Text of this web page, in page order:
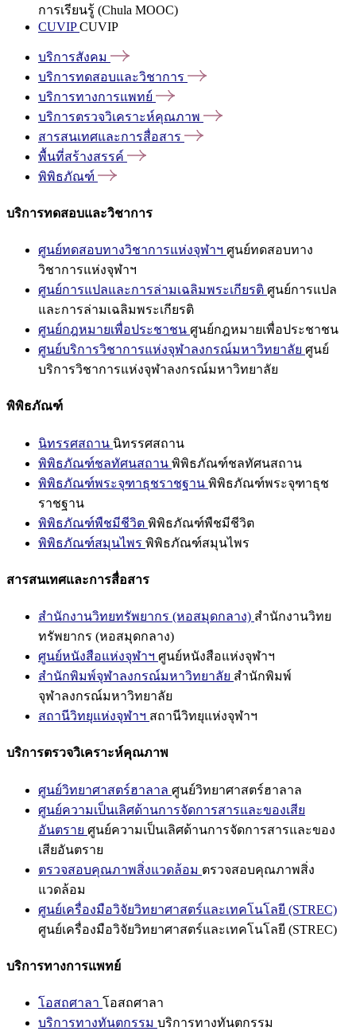
การเรียนรู้ (Chula MOOC)
CUVIPCUVIP
บริการสังคม
บริการทดสอบและวิชาการ
บริการทางการแพทย์
บริการตรวจวิเคราะห์คุณภาพ
สารสนเทศและการสื่อสาร
พื้นที่สร้างสรรค์
พิพิธภัณฑ์
บริการทดสอบและวิชาการ
ศูนย์ทดสอบทางวิชาการแห่งจุฬาฯ ศูนย์ทดสอบทาง
วิชาการแห่งจุฬาฯ
ศูนย์การแปลและการล่ามเฉลิมพระเกียรติ ศูนย์การแปล
และการล่ามเฉลิมพระเกียรติ
ศูนย์กฎหมายเพื่อประชาชน ศูนย์กฎหมายเพื่อประชาชน
ศูนย์บริการวิชาการแห่งจุฬาลงกรณ์มหาวิทยาลัย ศูนย์
บริการวิชาการแห่งจุฬาลงกรณ์มหาวิทยาลัย
พิพิธภัณฑ์
นิทรรศสถาน นิทรรศสถาน
พิพิธภัณฑ์ชลทัศนสถาน พิพิธภัณฑ์ชลทัศนสถาน
พิพิธภัณฑ์พระจุฑาธุชราชฐาน พิพิธภัณฑ์พระจุฑาธุช
ราชฐาน
พิพิธภัณฑ์พืชมีชีวิต พิพิธภัณฑ์พืชมีชีวิต
พิพิธภัณฑ์สมุนไพร พิพิธภัณฑ์สมุนไพร
สารสนเทศและการสื่อสาร
สำนักงานวิทยทรัพยากร (หอสมุดกลาง) สำนักงานวิทย
ทรัพยากร (หอสมุดกลาง)
ศูนย์หนังสือแห่งจุฬาฯ ศูนย์หนังสือแห่งจุฬาฯ
สำนักพิมพ์จุฬาลงกรณ์มหาวิทยาลัย สำนักพิมพ์
จุฬาลงกรณ์มหาวิทยาลัย
สถานีวิทยุแห่งจุฬาฯ สถานีวิทยุแห่งจุฬาฯ
บริการตรวจวิเคราะห์คุณภาพ
ศูนย์วิทยาศาสตร์ฮาลาล ศูนย์วิทยาศาสตร์ฮาลาล
ศูนย์ความเป็นเลิศด้านการจัดการสารและของเสีย
อันตราย ศูนย์ความเป็นเลิศด้านการจัดการสารและของ
เสียอันตราย
ตรวจสอบคุณภาพสิ่งแวดล้อม ตรวจสอบคุณภาพสิ่ง
แวดล้อม
ศูนย์เครื่องมือวิจัยวิทยาศาสตร์และเทคโนโลยี (STREC)
ศูนย์เครื่องมือวิจัยวิทยาศาสตร์และเทคโนโลยี (STREC)
บริการทางการแพทย์
โอสถศาลา โอสถศาลา
บริการทางทันตกรรม บริการทางทันตกรรม